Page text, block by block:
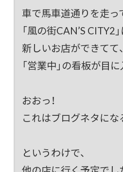
車で馬車道通りを走っ
「風の街CAN’S CITY2」
新しいお店ができてて、
「営業中」の看板が目
おおっ！
これはブログネタになる
というわけで、